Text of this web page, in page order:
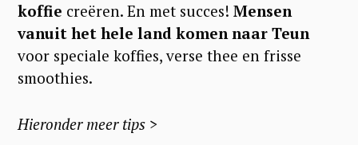
koffie creëren. En met succes! Mensen
vanuit het hele land komen naar Teun
voor speciale koffies, verse thee en frisse
smoothies.
Hieronder meer tips >